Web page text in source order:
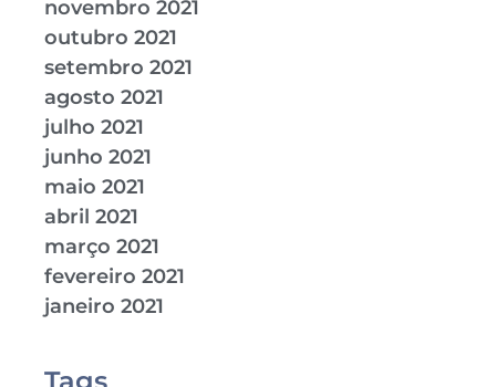
novembro 2021
outubro 2021
setembro 2021
agosto 2021
julho 2021
junho 2021
maio 2021
abril 2021
março 2021
fevereiro 2021
janeiro 2021